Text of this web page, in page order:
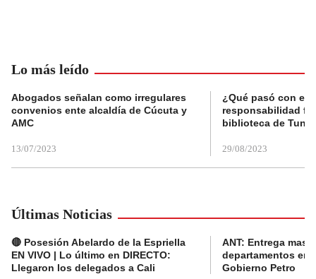
Lo más leído
Abogados señalan como irregulares
convenios ente alcaldía de Cúcuta y
AMC
13/07/2023
¿Qué pasó con el
responsabilidad
biblioteca de
29/08/2023
Últimas Noticias
🔴 Posesión Abelardo de la Espriella
EN VIVO | Lo último en DIRECTO:
Llegaron los delegados a Cali
ANT: Entrega
departamentos en
Gobierno Petro